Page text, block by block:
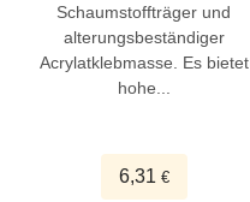
Schaumstoffträger und
alterungsbeständiger
Acrylatklebmasse. Es bietet
hohe...
6,31€